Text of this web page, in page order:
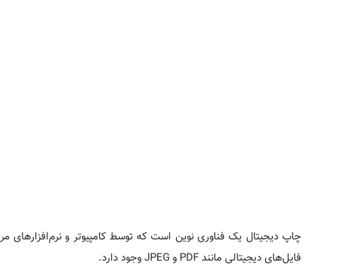
چاپ دیجیتال یک فناوری نوین است که توسط کامپیوتر و نرم‌افزارهای
فایل‌های دیجیتالی مانند PDF و JPEG وجود دارد.